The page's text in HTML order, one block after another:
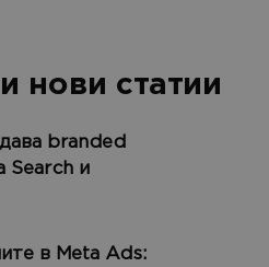
нови статии
branded
Search и
в Meta Ads: